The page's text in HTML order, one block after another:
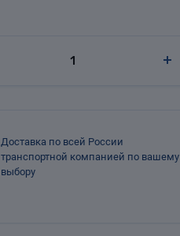
Доставка по всей России
транспортной компанией по вашему
выбору